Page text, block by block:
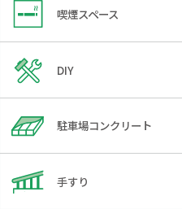
喫煙スペース
DIY
駐車場コンクリート
手すり